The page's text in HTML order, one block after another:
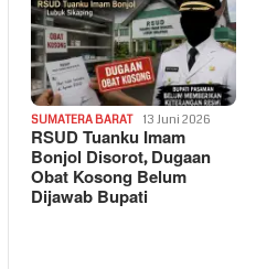
SUMATERA BARAT 13 Juni 2026
RSUD Tuanku Imam
Bonjol Disorot, Dugaan
Obat Kosong Belum
Dijawab Bupati